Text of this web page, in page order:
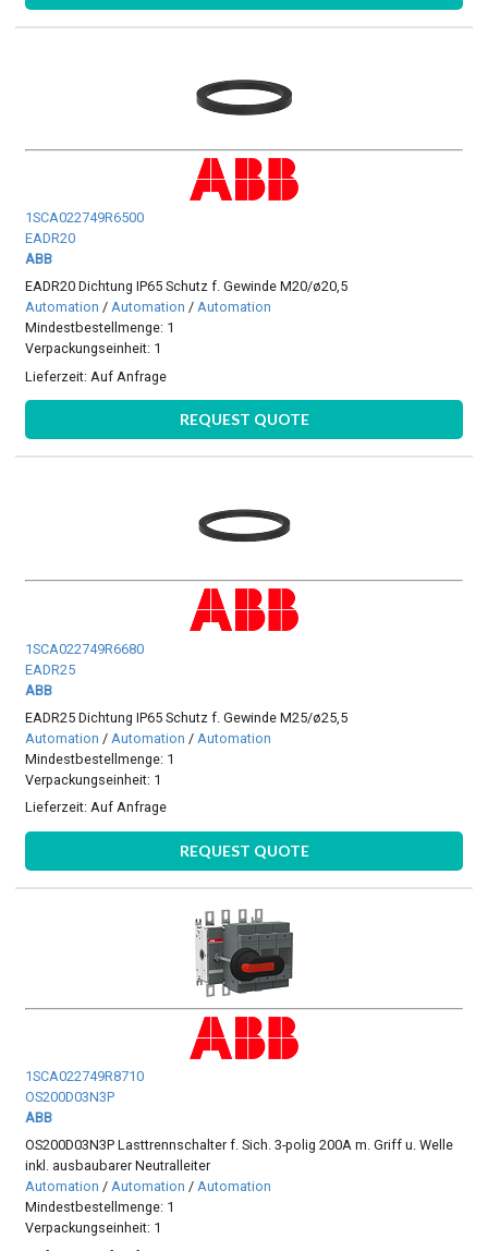
1SCA022749R6500
EADR20
ABB
EADR20 Dichtung IP65 Schutz f. Gewinde M20/ø20,5
Automation /Automation /Automation
Mindestbestellmenge: 1
Verpackungseinheit: 1
Lieferzeit: Auf Anfrage
REQUEST QUOTE
1SCA022749R6680
EADR25
ABB
EADR25 Dichtung IP65 Schutz f. Gewinde M25/ø25,5
Automation / Automation / Automation
Mindestbestellmenge: 1
Verpackungseinheit: 1
Lieferzeit:Auf Anfrage
REQUEST QUOTE
1SCA022749R8710
OS200D03N3P
ABB
OS200D03N3P Lasttrennschalter f. Sich. 3-polig 200A m. Griff u. Welle
inkl. ausbaubarer Neutralleiter
Automation /Automation /Automation
Mindestbestellmenge: 1
Verpackungseinheit: 1